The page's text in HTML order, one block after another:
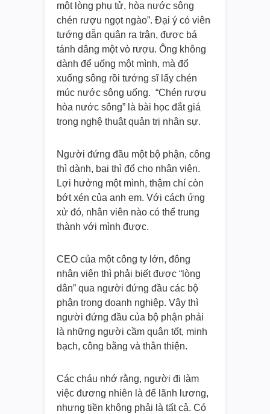
một lòng phụ tử, hòa nước sông
chén rượu ngọt ngào”. Đại ý có viên
tướng dẫn quân ra trận, được bá
tánh dâng một vò rượu. Ông không
dành để uống một mình, mà đổ
xuống sông rồi tướng sĩ lấy chén
múc nước sông uống. “Chén rượu
hòa nước sông” là bài học đắt giá
trong nghệ thuật quản trị nhân sự.
Người đứng đầu một bộ phận, công
thì dành, bại thì đổ cho nhân viên.
Lợi hưởng một mình, thậm chí còn
bớt xén của anh em. Với cách ứng
xử đó, nhân viên nào có thể trung
thành với mình được.
CEO của một công ty lớn, đông
nhân viên thì phải biết được “lòng
dân” qua người đứng đầu các bộ
phận trong doanh nghiệp. Vậy thì
người đứng đầu của bộ phận phải
là những người cầm quân tốt, minh
bạch, công bằng và thân thiện.
Các cháu nhớ rằng, người đi làm
việc đương nhiên là để lãnh lương,
nhưng tiền không phải là tất cả. Có